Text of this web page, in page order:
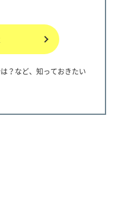
？など、知っておきたい